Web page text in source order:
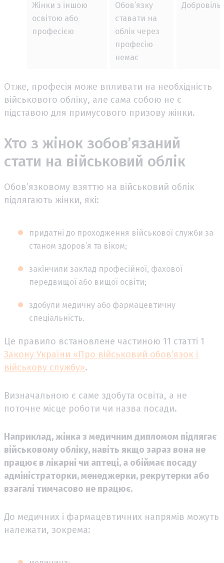
Жінки з іншою
освітою або
професією
Обов’язку
ставати на
облік через
професію
немає
Отже, професія може впливати на необхідність
військового обліку, але сама собою не є
підставою для примусового призову жінки.
Хто з жінок зобов’язаний
стати на військовий облік
Обов’язковому взяттю на військовий облік
підлягають жінки, які:
придатні до проходження військової служби за
станом здоров’я та віком;
закінчили заклад професійної, фахової
передвищої або вищої освіти;
здобули медичну або фармацевтичну
спеціальність.
Це правило встановлене частиною 11 статті 1
Закону України «Про військовий обов’язок і
військову службу».
Визначальною є саме здобута освіта, а не
поточне місце роботи чи назва посади.
Наприклад, жінка з медичним дипломом підлягає
військовому обліку, навіть якщо зараз вона не
працює в лікарні чи аптеці, а обіймає посаду
адміністраторки, менеджерки, рекрутерки або
взагалі тимчасово не працює.
До медичних і фармацевтичних напрямів можуть
належати, зокрема: